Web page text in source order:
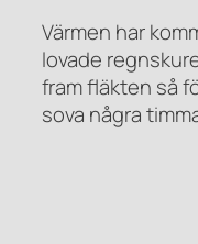
Värmen har
lovade
fram fläkten så
sova några